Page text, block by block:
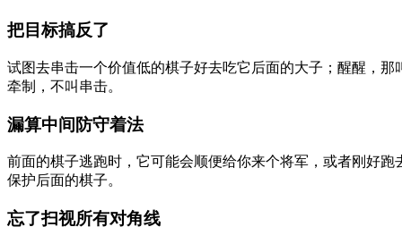
把目标搞反了
试图去串击一个价值低的棋子好去吃它后面的大子；醒醒，那
牵制，不叫串击。
漏算中间防守着法
前面的棋子逃跑时，它可能会顺便给你来个将军，或者刚好跑
保护后面的棋子。
忘了扫视所有对角线